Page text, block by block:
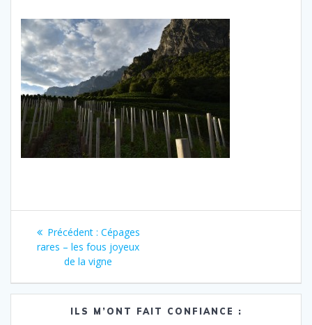
Navigation
l’article
Précédent : Article
précédent
:
Cépages
rares – les fous joyeux
de la vigne
ILS M’ONT FAIT CONFIANCE :